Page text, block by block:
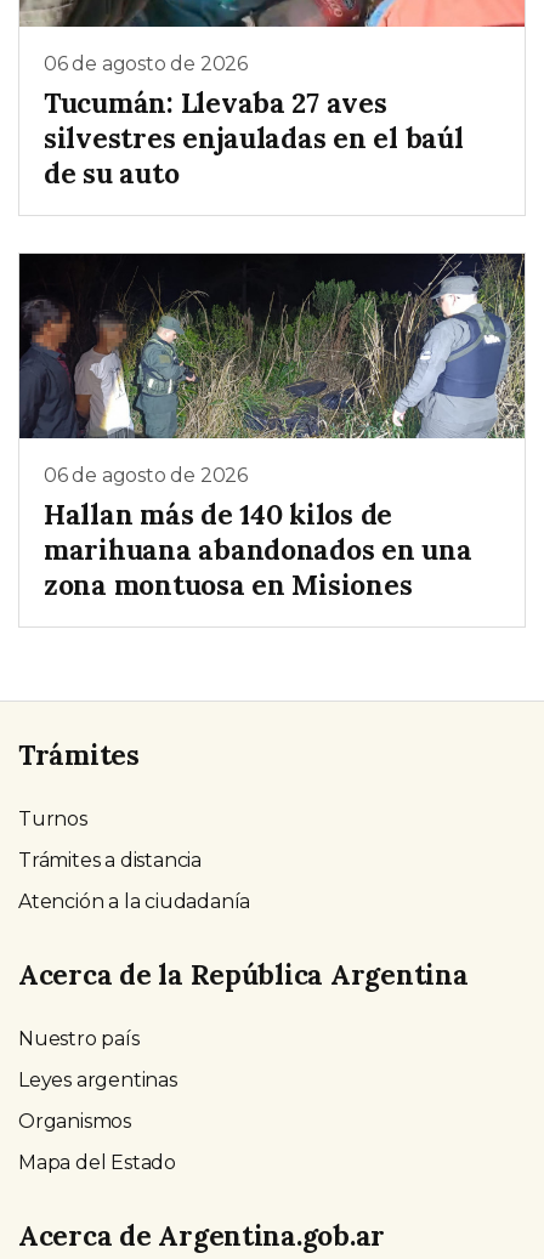
06 de agosto de 2026
Tucumán: Llevaba 27 aves
silvestres enjauladas en el baúl
de su auto
06 de agosto de 2026
Hallan más de 140 kilos de
marihuana abandonados en una
zona montuosa en Misiones
Trámites
Turnos
Trámites a distancia
Atención a la ciudadanía
Acerca de la República Argentina
Nuestro país
Leyes argentinas
Organismos
Mapa del Estado
Acerca de Argentina.gob.ar